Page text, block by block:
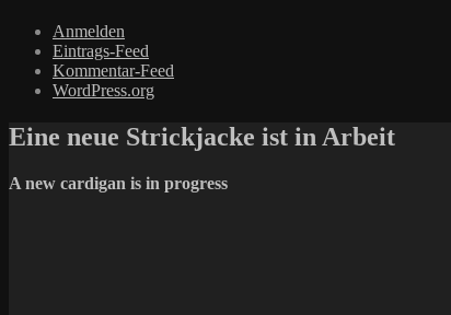
Anmelden
Eintrags-Feed
Kommentar-Feed
WordPress.org
Eine neue Strickjacke ist in Arbeit
A new cardigan is in progress